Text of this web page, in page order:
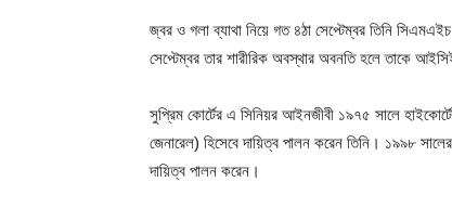
জ্বর ও গলা ব্যাথা নিয়ে গত ৪ঠা সেপ্টেম্বর তিনি
সেপ্টেম্বর তার শারীরিক অবস্থার অবনতি হলে তাকে
সুপ্রিম কোর্টের এ সিনিয়র আইনজীবী ১৯৭৫ সালে
জেনারেল) হিসেবে দায়িত্ব পালন করেন তিনি। ১৯৯৮
দায়িত্ব পালন করেন।